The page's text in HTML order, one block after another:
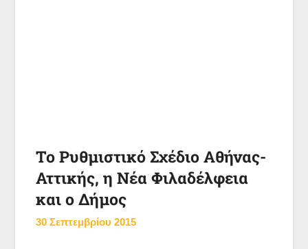
Το Ρυθμιστικό Σχέδιο Αθήνας-
Αττικής, η Νέα Φιλαδέλφεια
και ο Δήμος
30 Σεπτεμβρίου 2015